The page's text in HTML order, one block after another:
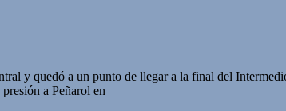
y quedó a un punto de llegar a la final del
a Peñarol en